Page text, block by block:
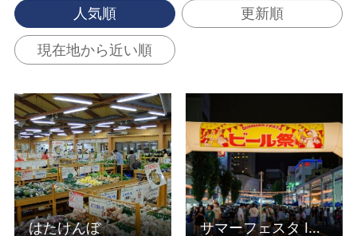
人気順 更新順
現在地から近い順
はたけんぼ の詳細はこ
ちら
はたけんぼ
KORIYAMA「ビール
祭」 の詳細はこちら
サマーフェスタ IN KORIYAMA「ビール祭」